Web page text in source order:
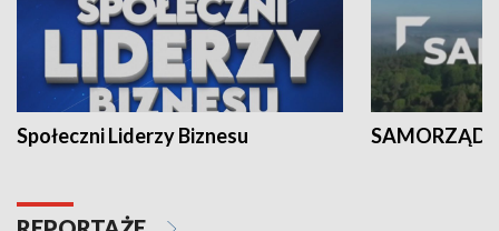
Społeczni Liderzy Biznesu SAMORZĄD